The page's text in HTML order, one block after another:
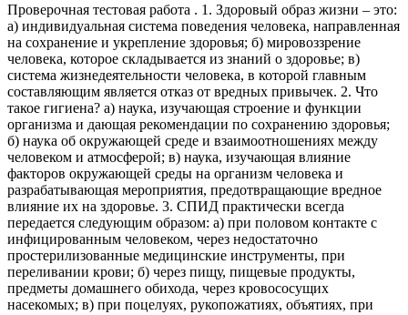
Проверочная тестовая работа . 1. Здоровый образ жизни – это:
а) индивидуальная система поведения человека, направленная
на сохранение и укрепление здоровья; б) мировоззрение
человека, которое складывается из знаний о здоровье; в)
система жизнедеятельности человека, в которой главным
составляющим является отказ от вредных привычек. 2. Что
такое гигиена? а) наука, изучающая строение и функции
организма и дающая рекомендации по сохранению здоровья;
б) наука об окружающей среде и взаимоотношениях между
человеком и атмосферой; в) наука, изучающая влияние
факторов окружающей среды на организм человека и
разрабатывающая мероприятия, предотвращающие вредное
влияние их на здоровье. 3. СПИД практически всегда
передается следующим образом: а) при половом контакте с
инфицированным человеком, через недостаточно
простерилизованные медицинские инструменты, при
переливании крови; б) через пищу, пищевые продукты,
предметы домашнего обихода, через кровососущих
насекомых; в) при поцелуях, рукопожатиях, объятиях, при